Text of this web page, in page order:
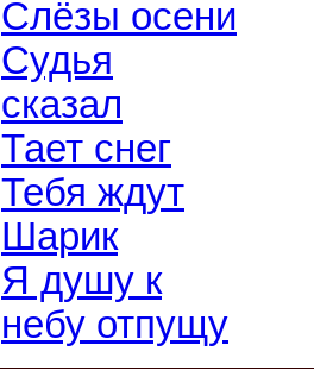
Слёзы осени
Судья
сказал
Тает снег
Тебя ждут
Шарик
Я душу к
небу отпущу